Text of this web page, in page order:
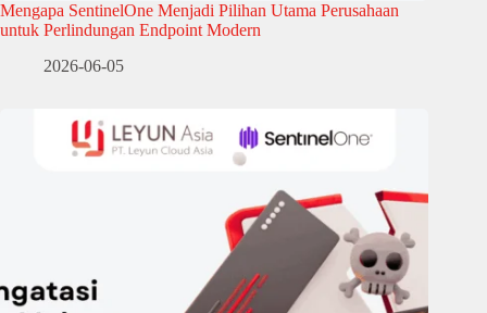
Mengapa SentinelOne Menjadi Pilihan Utama Perusahaan
untuk Perlindungan Endpoint Modern
2026-06-05